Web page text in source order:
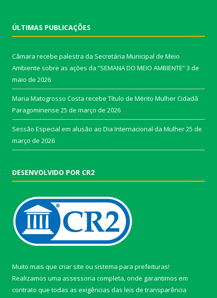
ÚLTIMAS PUBLICAÇÕES
Câmara recebe palestra da Secretária Municipal de Meio
Ambiente sobre as ações da “SEMANA DO MEIO AMBIENTE”3 de
maio de 2026
Maria Matogrosso Costa recebe Título de Mérito Mulher Cidadã
Paragominense 25 de março de 2026
Sessão Especial em alusão ao Dia Internacional da Mulher25 de
março de 2026
DESENVOLVIDO POR CR2
Muito mais que criar site ou sistema para prefeituras!
Realizamos uma assessoria completa, onde garantimos em
contrato que todas as exigências das leis de transparência